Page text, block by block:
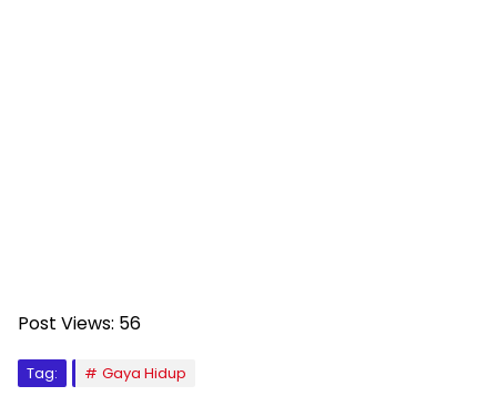
Post Views: 56
Tag: Gaya Hidup